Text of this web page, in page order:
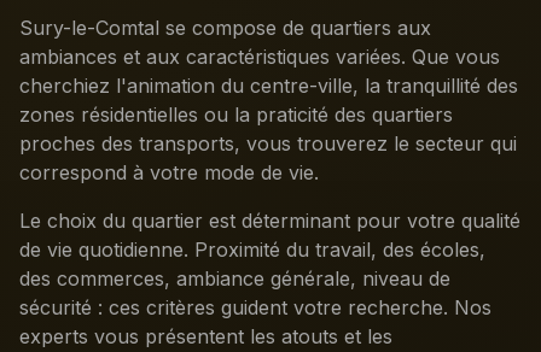
Sury-le-Comtal se compose de quartiers aux
ambiances et aux caractéristiques variées. Que vous
cherchiez l'animation du centre-ville, la tranquillité des
zones résidentielles ou la praticité des quartiers
proches des transports, vous trouverez le secteur qui
correspond à votre mode de vie.
Le choix du quartier est déterminant pour votre qualité
de vie quotidienne. Proximité du travail, des écoles,
des commerces, ambiance générale, niveau de
sécurité : ces critères guident votre recherche. Nos
experts vous présentent les atouts et les